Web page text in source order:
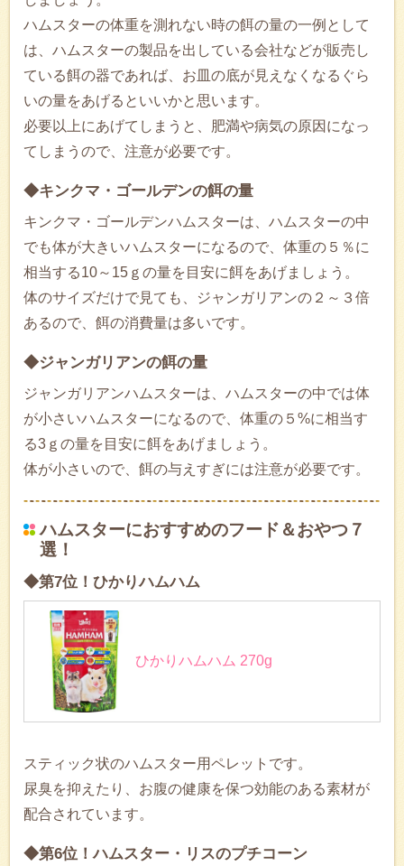
ハムスターの体重を測れない時の餌の量の一例として
は、ハムスターの製品を出している会社などが販売し
ている餌の器であれば、お皿の底が見えなくなるぐら
いの量をあげるといいかと思います。
必要以上にあげてしまうと、肥満や病気の原因になっ
てしまうので、注意が必要です。
◆キンクマ・ゴールデンの餌の量
キンクマ・ゴールデンハムスターは、ハムスターの中
でも体が大きいハムスターになるので、体重の５％に
相当する10～15ｇの量を目安に餌をあげましょう。
体のサイズだけで見ても、ジャンガリアンの２～３倍
あるので、餌の消費量は多いです。
◆ジャンガリアンの餌の量
ジャンガリアンハムスターは、ハムスターの中では体
が小さいハムスターになるので、体重の５%に相当す
る3ｇの量を目安に餌をあげましょう。
体が小さいので、餌の与えすぎには注意が必要です。
ハムスターにおすすめのフード＆おやつ７
選！
◆第7位！ひかりハムハム
ひかりハムハム 270g
スティック状のハムスター用ペレットです。
尿臭を抑えたり、お腹の健康を保つ効能のある素材が
配合されています。
◆第6位！ハムスター・リスのプチコーン